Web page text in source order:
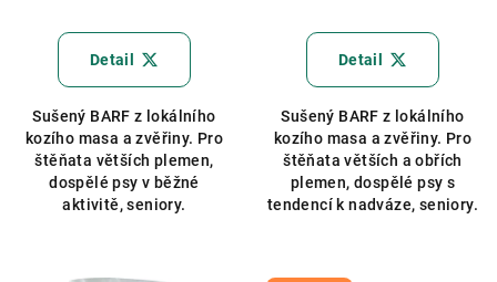
hodnocení
produktu
z
5
hvězdiček.
Detail
Sušený BARF z lokálního
kozího masa a zvěřiny. Pro
štěňata větších plemen,
dospělé psy v běžné
aktivitě, seniory.
hodnocení
produktu
z
5
hvězdiček.
Detail
Sušený BARF z lokálního
kozího masa a zvěřiny. Pro
štěňata větších a obřích
plemen, dospělé psy s
tendencí k nadváze, seniory.